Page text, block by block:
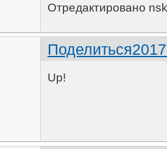
Отредактировано
Поделиться
Up!